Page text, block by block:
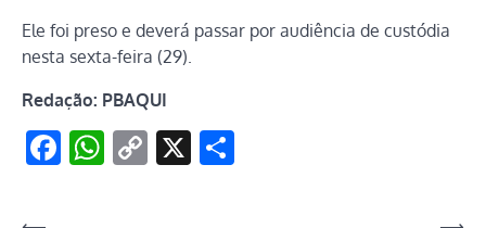
Ele foi preso e deverá passar por audiência de custódia
nesta sexta-feira (29).
Redação: PBAQUI
Facebook
WhatsApp
Copy
X